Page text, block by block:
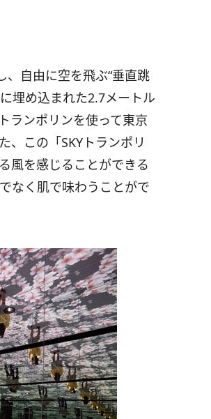
自由に空を飛ぶ“垂直跳
埋め込まれた2.7メートル
ランポリンを使って東京
、この「SKYトランポリ
風を感じることができる
なく肌で味わうことがで